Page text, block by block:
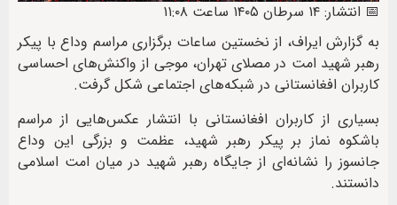
📅 انتشار: ۱۴ سرطان ۱۴۰۵ ساعت ۱۱:۰۸
به گزارش ایراف، از نخستین ساعات برگزاری مراسم وداع با پیکر
رهبر شهید امت در مصلای تهران، موجی از واکنش‌های احساسی
کاربران افغانستانی در شبکه‌های اجتماعی شکل گرفت.
بسیاری از کاربران افغانستانی با انتشار عکس‌هایی از مراسم
باشکوه نماز بر پیکر رهبر شهید، عظمت و بزرگی این وداع
جانسوز را نشانه‌ای از جایگاه رهبر شهید در میان امت اسلامی
دانستند.